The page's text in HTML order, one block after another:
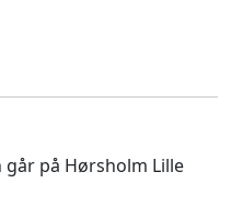
på Hørsholm Lille